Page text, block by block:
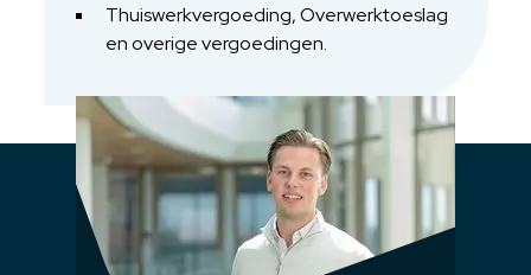
Thuiswerkvergoeding, Overwerktoeslag
en overige vergoedingen.